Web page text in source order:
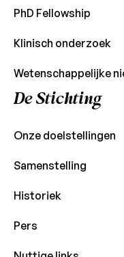
PhD Fellowship
Klinisch onderzoek
Wetenschappelijke
De Stichting
Onze doelstellingen
Samenstelling
Historiek
Pers